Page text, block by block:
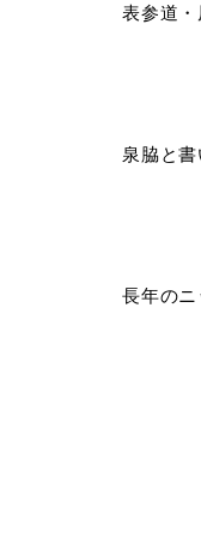
表参道・
泉脇と書
長年のニ